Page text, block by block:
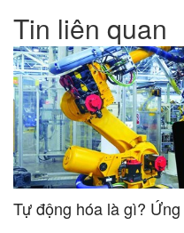
Tin liên quan
Tự động hóa là gì?